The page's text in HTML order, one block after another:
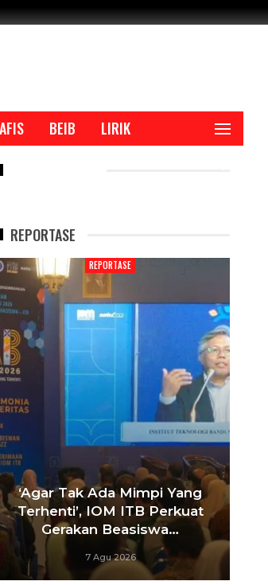
BEIB LIRIK
REPORTASE
REPORTASE
‘Agar Tak Ada Mimpi Yang
Terhenti’, IOM ITB Perkuat
Gerakan Beasiswa…
7 Agu 2026